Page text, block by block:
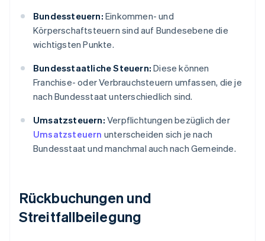
Bundessteuern: Einkommen- und
Körperschaftsteuern sind auf Bundesebene die
wichtigsten Punkte.
Bundesstaatliche Steuern: Diese können
Franchise- oder Verbrauchsteuern umfassen, die je
nach Bundesstaat unterschiedlich sind.
Umsatzsteuern: Verpflichtungen bezüglich der
Umsatzsteuern unterscheiden sich je nach
Bundesstaat und manchmal auch nach Gemeinde.
Rückbuchungen und
Streitfallbeilegung